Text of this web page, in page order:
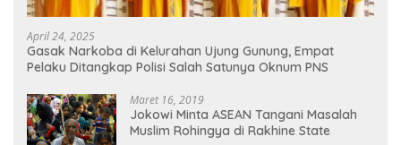
April 24, 2025
Gasak Narkoba di Kelurahan Ujung Gunung, Empat
Pelaku Ditangkap Polisi Salah Satunya Oknum PNS
Maret 16, 2019
Jokowi Minta ASEAN Tangani Masalah
Muslim Rohingya di Rakhine State